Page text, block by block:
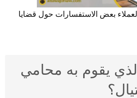
بعض الاستفسارات حول قضايا
يقوم به محامي